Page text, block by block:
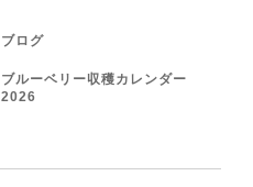
ブログ
ブルーベリー収穫カレンダー
2026